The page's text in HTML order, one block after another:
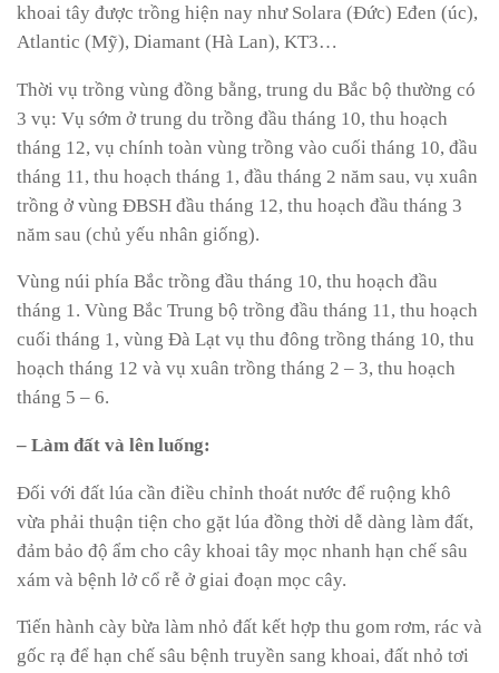
khoai tây được trồng hiện nay như Solara (Đức) Eđen (úc),
Atlantic (Mỹ), Diamant (Hà Lan), KT3…
Thời vụ trồng vùng đồng bằng, trung du Bắc bộ thường có
3 vụ: Vụ sớm ở trung du trồng đầu tháng 10, thu hoạch
tháng 12, vụ chính toàn vùng trồng vào cuối tháng 10, đầu
tháng 11, thu hoạch tháng 1, đầu tháng 2 năm sau, vụ xuân
trồng ở vùng ĐBSH đầu tháng 12, thu hoạch đầu tháng 3
năm sau (chủ yếu nhân giống).
Vùng núi phía Bắc trồng đầu tháng 10, thu hoạch đầu
tháng 1. Vùng Bắc Trung bộ trồng đầu tháng 11, thu hoạch
cuối tháng 1, vùng Đà Lạt vụ thu đông trồng tháng 10, thu
hoạch tháng 12 và vụ xuân trồng tháng 2 – 3, thu hoạch
tháng 5 – 6.
– Làm đất và lên luống:
Đối với đất lúa cần điều chỉnh thoát nước để ruộng khô
vừa phải thuận tiện cho gặt lúa đồng thời dễ dàng làm đất,
đảm bảo độ ẩm cho cây khoai tây mọc nhanh hạn chế sâu
xám và bệnh lở cổ rễ ở giai đoạn mọc cây.
Tiến hành cày bừa làm nhỏ đất kết hợp thu gom rơm, rác và
gốc rạ để hạn chế sâu bệnh truyền sang khoai, đất nhỏ tơi